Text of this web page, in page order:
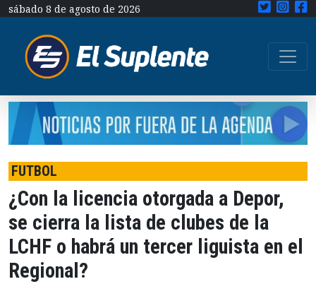
sábado 8 de agosto de 2026
FUTBOL
¿Con la licencia otorgada a Depor,
se cierra la lista de clubes de la
LCHF o habrá un tercer liguista en el
Regional?